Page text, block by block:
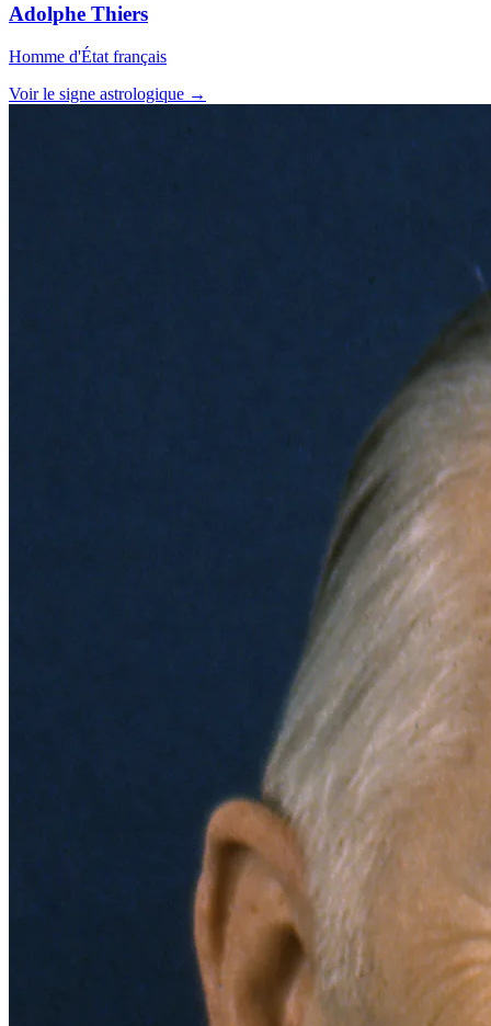
Adolphe Thiers
Homme d'État français
Voir le signe astrologique →